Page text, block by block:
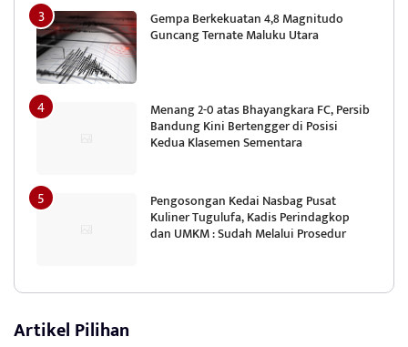
Gempa Berkekuatan 4,8 Magnitudo
Guncang Ternate Maluku Utara
Menang 2-0 atas Bhayangkara FC, Persib
Bandung Kini Bertengger di Posisi
Kedua Klasemen Sementara
Pengosongan Kedai Nasbag Pusat
Kuliner Tugulufa, Kadis Perindagkop
dan UMKM : Sudah Melalui Prosedur
Artikel Pilihan